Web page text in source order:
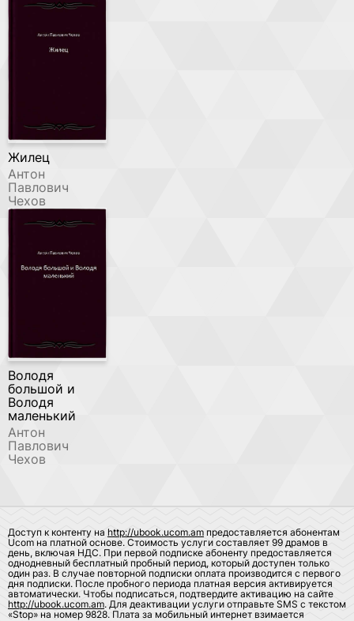
Жилец
Антон
Павлович
Чехов
Володя
большой и
Володя
маленький
Антон
Павлович
Чехов
Доступ к контенту на http://ubook.ucom.am предоставляется абонентам
Ucom на платной основе. Стоимость услуги составляет 99 драмов в
день, включая НДС. При первой подписке абоненту предоставляется
однодневный бесплатный пробный период, который доступен только
один раз. В случае повторной подписки оплата производится с первого
дня подписки. После пробного периода платная версия активируется
автоматически. Чтобы подписаться, подтвердите активацию на сайте
http://ubook.ucom.am. Для деактивации услуги отправьте SMS с текстом
«Stop» на номер 9828. Плата за мобильный интернет взимается